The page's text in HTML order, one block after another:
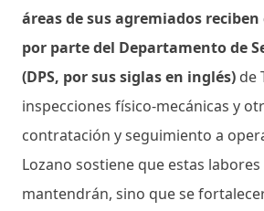
áreas de sus agremiados
por parte del Departamento de
(DPS, por sus siglas en inglés) de
inspecciones físico-mecánicas y
contratación y seguimiento a
Lozano sostiene que estas
mantendrán, sino que se